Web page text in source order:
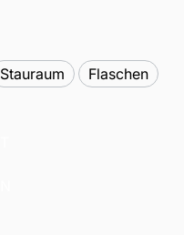
Stauraum Flaschen